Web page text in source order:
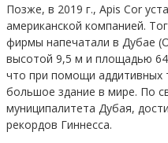
Позже, в 2019 г., Apis Cor
американской компанией.
фирмы напечатали в Дубае
высотой 9,5 м и площадью
что при помощи аддитивных
большое здание в мире. По
муниципалитета Дубая,
рекордов Гиннесса.